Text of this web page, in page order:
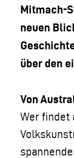
Mitmach-
neuen
über den
Von
Wer findet